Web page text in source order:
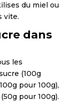
du miel ou
vite.
dans
les
(100g
pour 100g),
pour 100g).